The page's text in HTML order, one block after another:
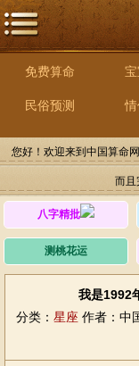
免费算命
民俗预测
您好！欢迎来到中国算命
而且
八字精批
测桃花运
我是1992
分类： 星座 作者：中